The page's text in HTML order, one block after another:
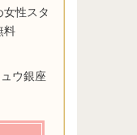
女性スタ
料
ウ銀座